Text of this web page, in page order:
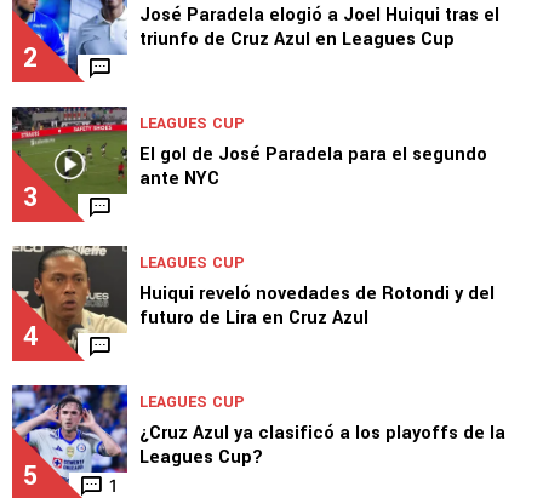
2
José Paradela elogió a Joel Huiqui tras el
triunfo de Cruz Azul en Leagues Cup
3
LEAGUES CUP
El gol de José Paradela para el segundo
ante NYC
4
LEAGUES CUP
Huiqui reveló novedades de Rotondi y del
futuro de Lira en Cruz Azul
5 1
LEAGUES CUP
¿Cruz Azul ya clasificó a los playoffs de la
Leagues Cup?